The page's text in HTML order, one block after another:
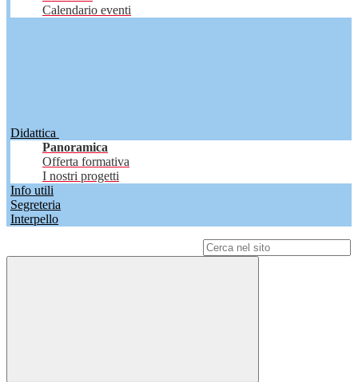
Calendario eventi
Didattica
Panoramica
Offerta formativa
I nostri progetti
Info utili
Segreteria
Interpello